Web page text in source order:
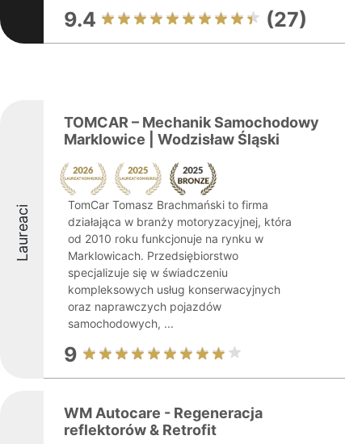
9.4 (27)
Laureaci
TOMCAR – Mechanik Samochodowy
Marklowice | Wodzisław Śląski
TomCar Tomasz Brachmański to firma
działająca w branży motoryzacyjnej, która
od 2010 roku funkcjonuje na rynku w
Marklowicach. Przedsiębiorstwo
specjalizuje się w świadczeniu
kompleksowych usług konserwacyjnych
oraz naprawczych pojazdów
samochodowych, ...
9
WM Autocare - Regeneracja
reflektorów & Retrofit